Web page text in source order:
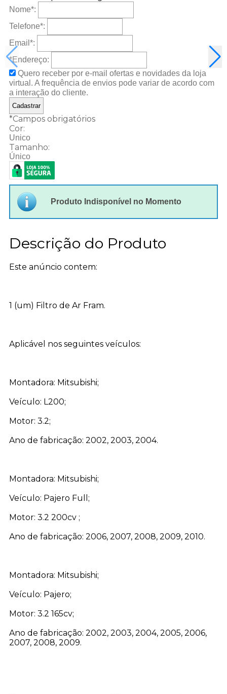
Nome*:
Telefone*:
Email *:
*Endereço:
Quero receber por e-mail ofertas e novidades da loja
virtual. A frequência de envios pode variar de acordo com
a interação do cliente.
*Campos obrigatórios
Cor:
Unico
Tamanho:
Único
Produto Indisponível no Momento
Descrição do Produto
Este anúncio contem:
1 (um) Filtro de Ar Fram.
Aplicável nos seguintes veículos:
Montadora: Mitsubishi;
Veículo: L200;
Motor: 3.2;
Ano de fabricação: 2002, 2003, 2004.
Montadora: Mitsubishi;
Veículo: Pajero Full;
Motor: 3.2 200cv ;
Ano de fabricação: 2006, 2007, 2008, 2009, 2010.
Montadora: Mitsubishi;
Veículo: Pajero;
Motor: 3.2 165cv;
Ano de fabricação: 2002, 2003, 2004, 2005, 2006,
2007, 2008, 2009.